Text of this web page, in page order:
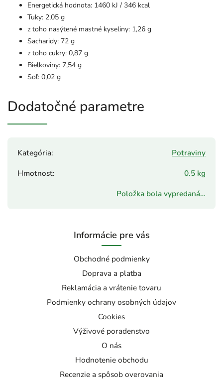
Energetická hodnota: 1460 kJ / 346 kcal
Tuky: 2,05 g
z toho nasýtené mastné kyseliny: 1,26 g
Sacharidy: 72 g
z toho cukry: 0,87 g
Bielkoviny: 7,54 g
Soľ: 0,02 g
Dodatočné parametre
Kategória:
Potraviny
Hmotnosť:
0.5 kg
Položka bola vypredaná…
Informácie pre vás
Obchodné podmienky
Doprava a platba
Reklamácia a vrátenie tovaru
Podmienky ochrany osobných údajov
Cookies
Výživové poradenstvo
O nás
Hodnotenie obchodu
Recenzie a spôsob overovania